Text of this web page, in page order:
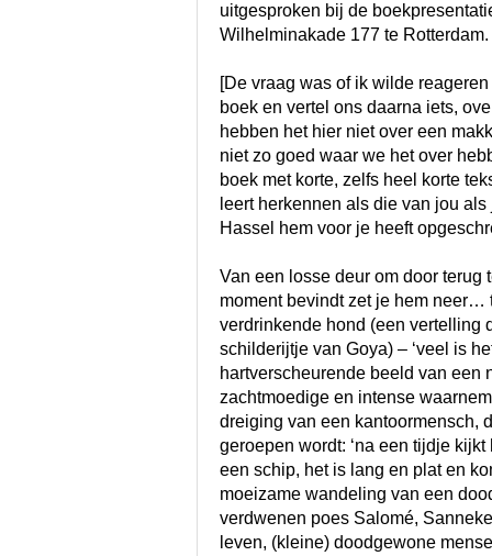
uitgesproken bij de
Wilhelminakade 177 te Rotterdam.
[De vraag was of ik wilde
boek en vertel ons daarna iets,
hebben het hier niet over een
niet zo goed waar we het over
boek met korte, zelfs heel korte
leert herkennen als die van jou
Hassel hem voor je heeft
Van een losse deur om door
moment bevindt zet je hem neer…
verdrinkende hond (een vertelling
schilderijtje van Goya) – ‘veel is
hartverscheurende beeld van
zachtmoedige en intense
dreiging van een kantoormensch,
geroepen wordt: ‘na een tijdje
een schip, het is lang en plat en
moeizame wandeling van een
verdwenen poes Salomé,
leven, (kleine) doodgewone